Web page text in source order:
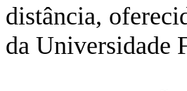
distância,
da Universidade